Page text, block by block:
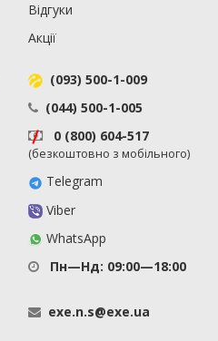
Відгуки
Акції
(093) 500-1-009
(044) 500-1-005
0 (800) 604-517
(безкоштовно з мобільного)
Telegram
Viber
WhatsApp
Пн—Нд: 09:00—18:00
exe.n.s@exe.ua